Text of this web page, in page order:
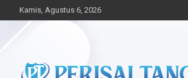
to
Kamis, Agustus 6, 2026